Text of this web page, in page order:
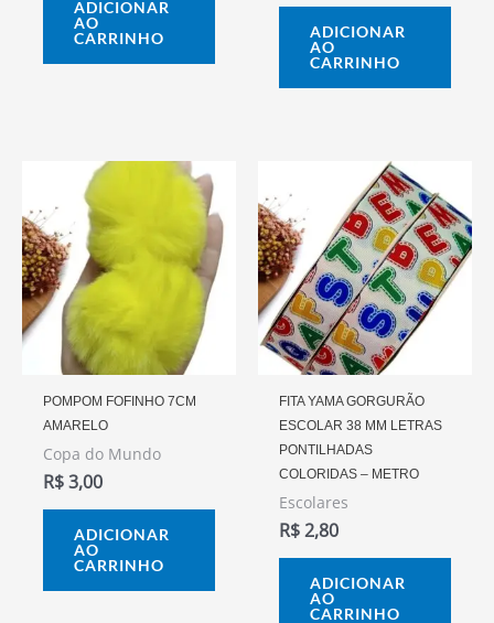
ADICIONAR
AO
CARRINHO
ADICIONAR
AO
CARRINHO
POMPOM FOFINHO 7CM
AMARELO
Copa do Mundo
R$3,00
ADICIONAR
AO
CARRINHO
FITA YAMA GORGURÃO
ESCOLAR 38 MM LETRAS
PONTILHADAS
COLORIDAS – METRO
Escolares
R$2,80
ADICIONAR
AO
CARRINHO